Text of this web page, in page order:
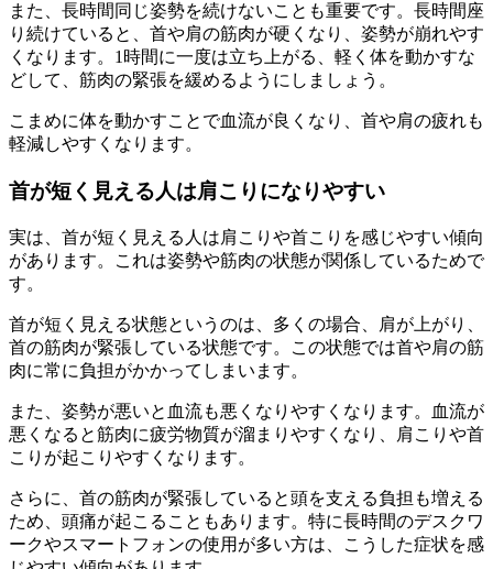
また、長時間同じ姿勢を続けないことも重要です。長時間座
り続けていると、首や肩の筋肉が硬くなり、姿勢が崩れやす
くなります。1時間に一度は立ち上がる、軽く体を動かすな
どして、筋肉の緊張を緩めるようにしましょう。
こまめに体を動かすことで血流が良くなり、首や肩の疲れも
軽減しやすくなります。
首が短く見える人は肩こりになりやすい
実は、首が短く見える人は肩こりや首こりを感じやすい傾向
があります。これは姿勢や筋肉の状態が関係しているためで
す。
首が短く見える状態というのは、多くの場合、肩が上がり、
首の筋肉が緊張している状態です。この状態では首や肩の筋
肉に常に負担がかかってしまいます。
また、姿勢が悪いと血流も悪くなりやすくなります。血流が
悪くなると筋肉に疲労物質が溜まりやすくなり、肩こりや首
こりが起こりやすくなります。
さらに、首の筋肉が緊張していると頭を支える負担も増える
ため、頭痛が起こることもあります。特に長時間のデスクワ
ークやスマートフォンの使用が多い方は、こうした症状を感